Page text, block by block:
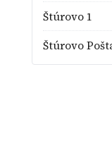
Štúrovo 1
Štúrovo